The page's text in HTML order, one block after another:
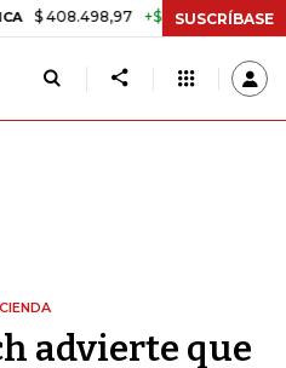
+$ 8.753,81 +2,19%
SUSCRÍBASE
advierte que